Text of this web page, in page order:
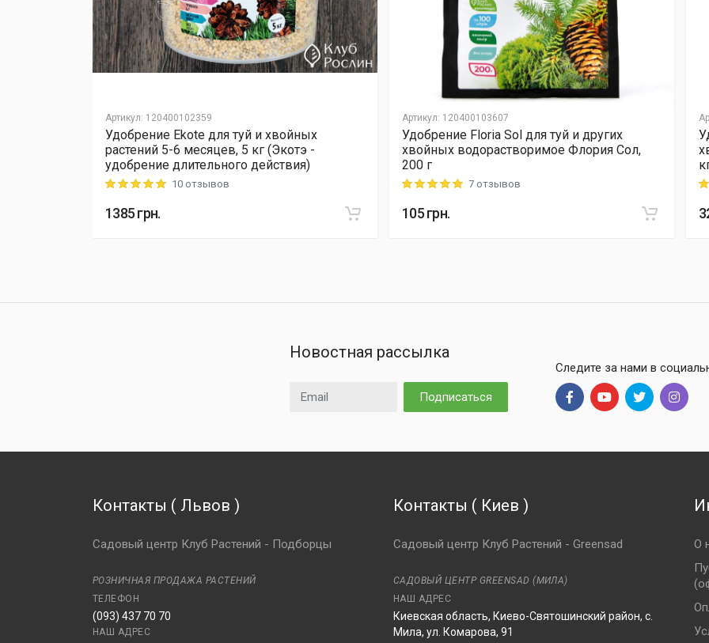
Артикул: 120400102359
Удобрение Ekote для туй и хвойных
растений 5-6 месяцев, 5 кг (Экотэ -
удобрение длительного действия)
Rating: 5 out of 510 отзывов
1385грн.
Артикул: 120400103607
Удобрение Floria Sol для туй и других
хвойных водорастворимое Флория Сол,
200 г
Rating: 5 out of 57 отзывов
105грн.
Новостная рассылка
Email адрес Подписаться
Следите за нами в
Контакты ( Львов )
Садовый центр Клуб Растений - Подборцы
РОЗНИЧНАЯ ПРОДАЖА РАСТЕНИЙ
ТЕЛЕФОН
(093) 437 70 70
НАШ АДРЕС
Контакты ( Киев )
Садовый центр Клуб Растений - Greensad
САДОВЫЙ ЦЕНТР GREENSAD (МИЛА)
НАШ АДРЕС
Киевская область, Киево-Святошинский район, с.
Мила, ул. Комарова, 91
О